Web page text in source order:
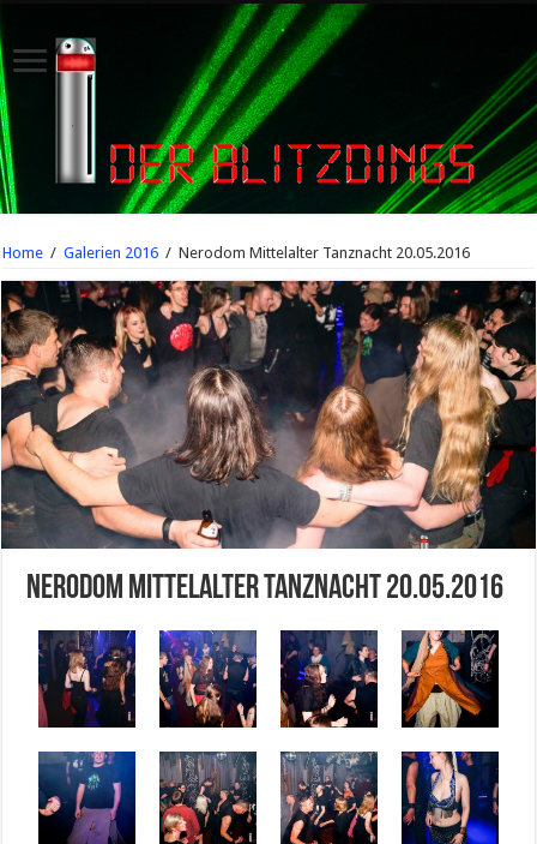
Home / Galerien 2016 / Nerodom Mittelalter Tanznacht 20.05.2016
Nerodom Mittelalter Tanznacht 20.05.2016